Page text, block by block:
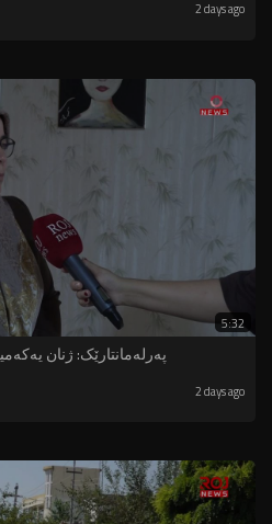
2 days ago
5:32
پەرلەمانتارێک: ژنان
2 days ago